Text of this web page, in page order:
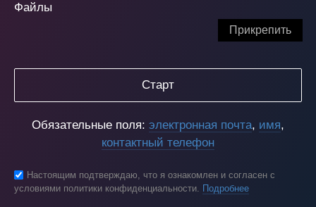
Файлы
Прикрепить
Старт
Обязательные поля: электронная почта, имя,
контактный телефон
Настоящим подтверждаю, что я ознакомлен и согласен с
условиями политики конфиденциальности. Подробнее